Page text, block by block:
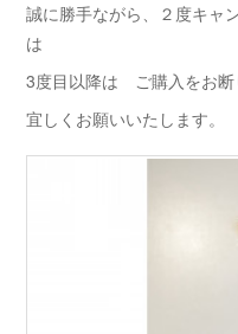
誠に勝手ながら、２度キャ
は
3度目以降は ご購入をお断
宜しくお願いいたします。